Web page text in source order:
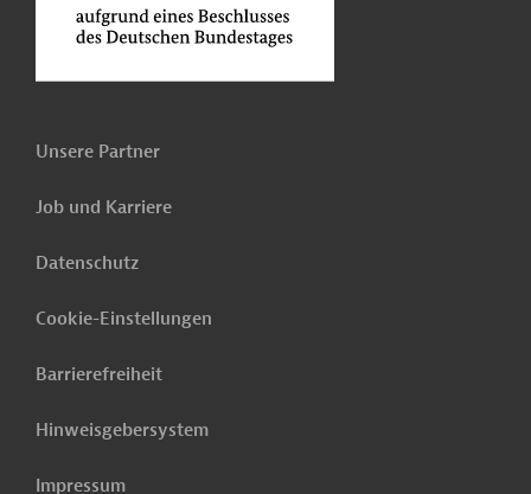
Unsere Partner
Job und Karriere
Datenschutz
Cookie-Einstellungen
Barrierefreiheit
Hinweisgebersystem
Impressum